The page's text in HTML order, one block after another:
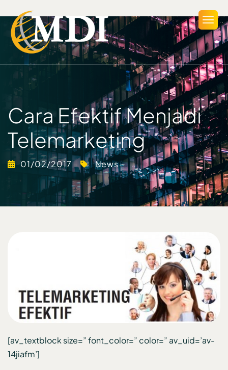
Cara Efektif Menjadi
Telemarketing
01/02/2017 News
[av_textblock size=” font_color=” color=” av_uid=’av-
14jiafm’]